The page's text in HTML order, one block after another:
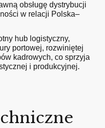
obsługę dystrybucji
w relacji Polska–
hub logistyczny,
portowej, rozwiniętej
kadrowych, co sprzyja
i produkcyjnej.